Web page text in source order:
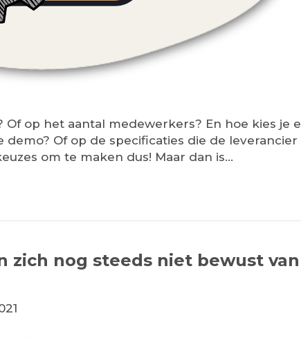
op het aantal medewerkers? En hoe kies je
demo? Of op de specificaties die de leverancier
om te maken dus! Maar dan is…
zich nog steeds niet bewust van